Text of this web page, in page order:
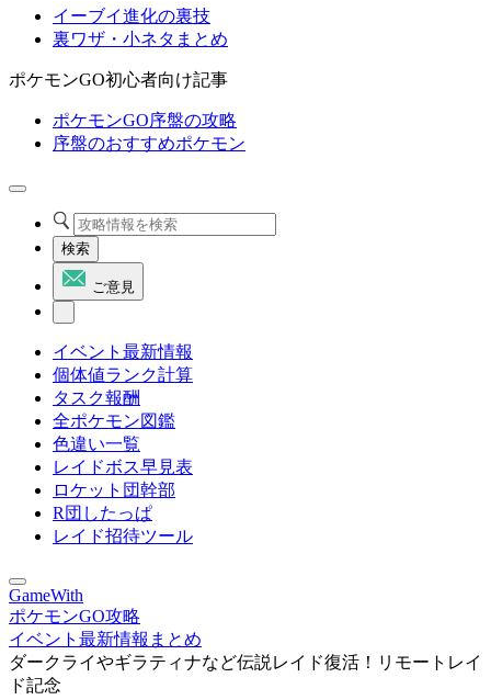
イーブイ進化の裏技
裏ワザ・小ネタまとめ
ポケモンGO初心者向け記事
ポケモンGO序盤の攻略
序盤のおすすめポケモン
検索
ご意見
イベント最新情報
個体値ランク計算
タスク報酬
全ポケモン図鑑
色違い一覧
レイドボス早見表
ロケット団幹部
R団したっぱ
レイド招待ツール
GameWith
ポケモンGO攻略
イベント最新情報まとめ
ダークライやギラティナなど伝説レイド復活！リモートレイ
ド記念